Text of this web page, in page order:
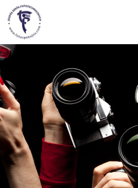
treści